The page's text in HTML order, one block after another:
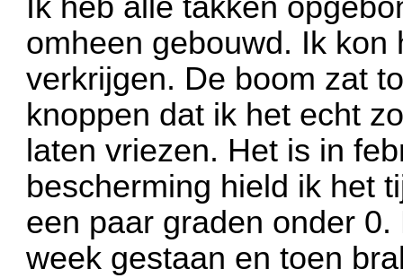
Ik heb alle takken
omheen gebouwd. Ik kon
verkrijgen. De boom zat
knoppen dat ik het echt
laten vriezen. Het is in
bescherming hield ik het
een paar graden onder
week gestaan en toen